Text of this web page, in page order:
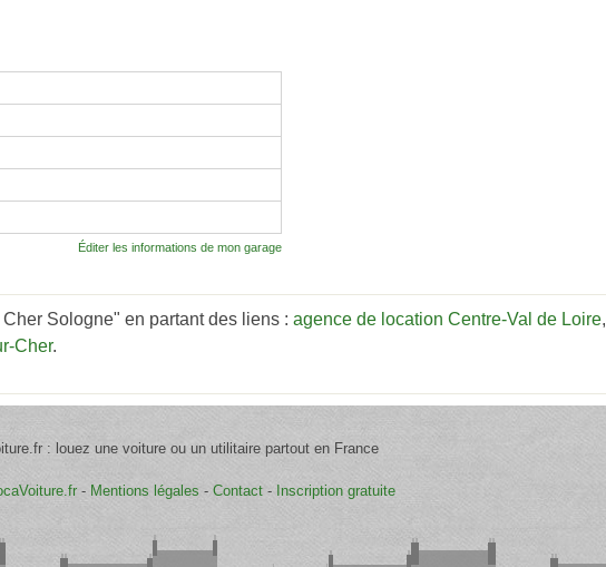
Éditer les informations de mon garage
Sologne" en partant des liens : agence de location Centre-Val de Loire,
Cher.
: louez une voiture ou un utilitaire partout en France
- Mentions légales - Contact - Inscription gratuite